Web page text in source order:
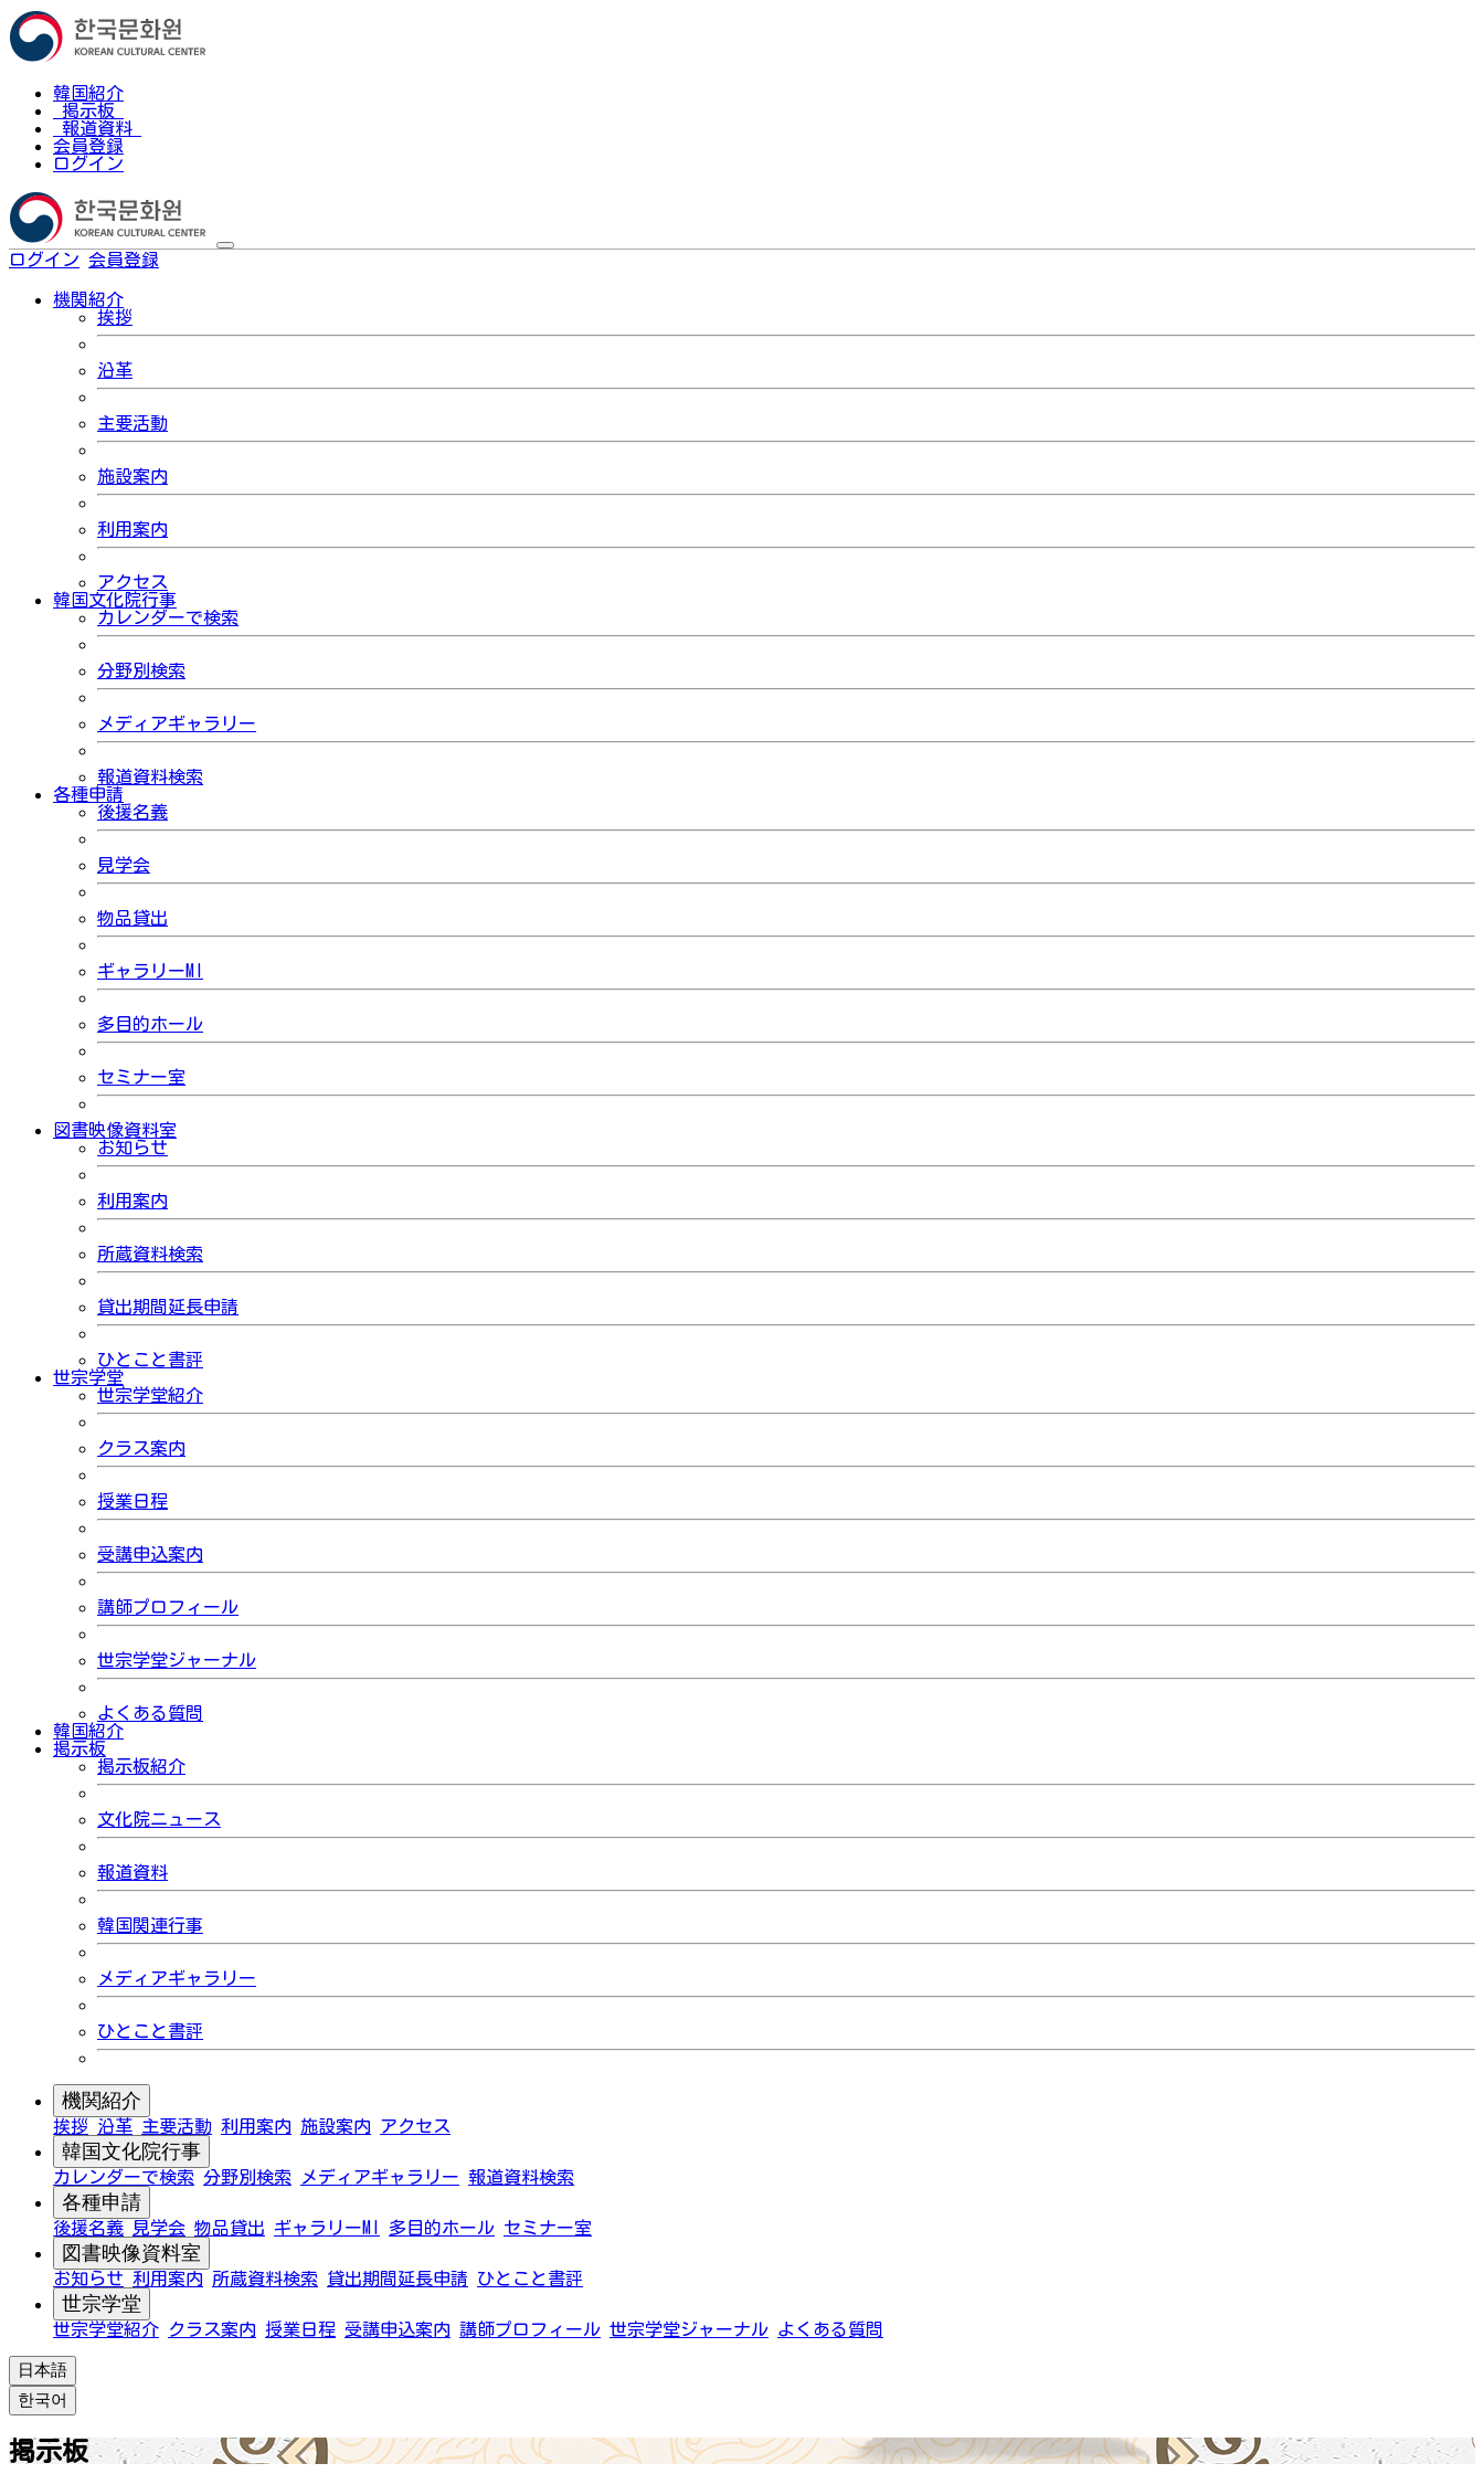
韓国紹介
掲示板
報道資料
会員登録
ログイン
ログイン 会員登録
機関紹介
挨拶
沿革
主要活動
施設案内
利用案内
アクセス
韓国文化院行事
カレンダーで検索
分野別検索
メディアギャラリー
報道資料検索
各種申請
後援名義
見学会
物品貸出
ギャラリーMI
多目的ホール
セミナー室
図書映像資料室
お知らせ
利用案内
所蔵資料検索
貸出期間延長申請
ひとこと書評
世宗学堂
世宗学堂紹介
クラス案内
授業日程
受講申込案内
講師プロフィール
世宗学堂ジャーナル
よくある質問
韓国紹介
掲示板
掲示板紹介
文化院ニュース
報道資料
韓国関連行事
メディアギャラリー
ひとこと書評
機関紹介
挨拶 沿革 主要活動 利用案内 施設案内 アクセス
韓国文化院行事
カレンダーで検索 分野別検索 メディアギャラリー 報道資料検索
各種申請
後援名義 見学会 物品貸出 ギャラリーMI 多目的ホール セミナー室
図書映像資料室
お知らせ 利用案内 所蔵資料検索 貸出期間延長申請 ひとこと書評
世宗学堂
世宗学堂紹介 クラス案内 授業日程 受講申込案内 講師プロフィール 世宗学堂ジャーナル よくある質問
日本語
한국어
掲示板